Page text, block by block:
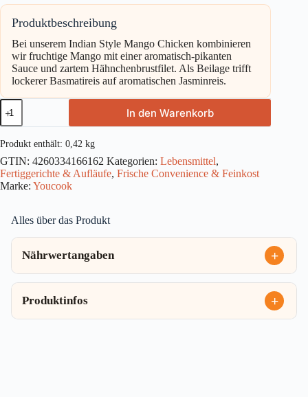
Produktbeschreibung
Bei unserem Indian Style Mango Chicken kombinieren
wir fruchtige Mango mit einer aromatisch-pikanten
Sauce und zartem Hähnchenbrustfilet. Als Beilage trifft
lockerer Basmatireis auf aromatischen Jasminreis.
Youcook
Indian
Style
Mango
Chicken
420g
Menge
In den Warenkorb
Produkt enthält: 0,42 kg
GTIN: 4260334166162 Kategorien: Lebensmittel,
Fertiggerichte & Aufläufe, Frische Convenience & Feinkost
Marke: Youcook
Alles über das Produkt
Nährwertangaben
Produktinfos